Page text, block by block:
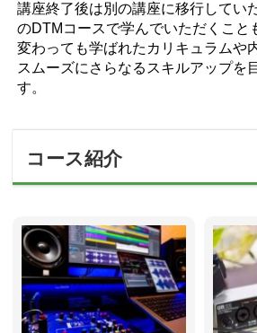
講座終了後は別の講座に移行してい
のDTMコースで学んでいただくこと
変わっても学ばれたカリキュラムや
スムーズにさらなるスキルアップを
す。
コース紹介